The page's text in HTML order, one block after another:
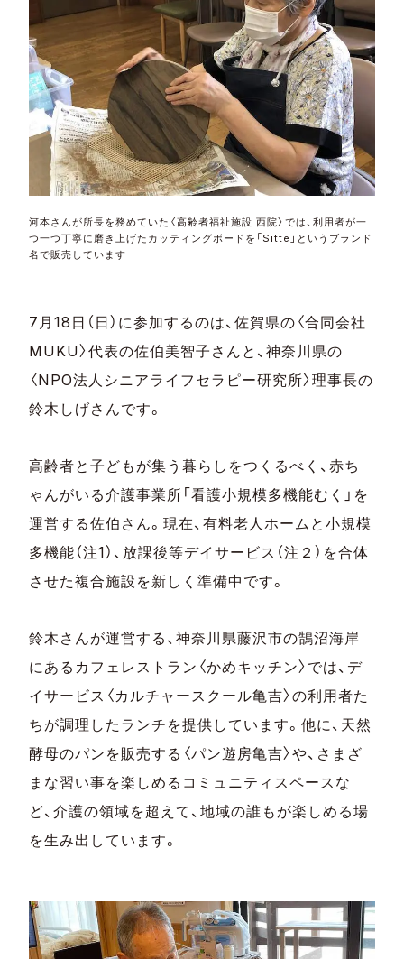
河本さんが所長を務めていた〈高齢者福祉施設 西院〉では、利用者が一
つ一つ丁寧に磨き上げたカッティングボードを「Sitte」というブランド
名で販売しています
7月18日（日）に参加するのは、佐賀県の〈合同会社
MUKU〉代表の佐伯美智子さんと、神奈川県の
〈NPO法人シニアライフセラピー研究所〉理事長の
鈴木しげさんです。
高齢者と子どもが集う暮らしをつくるべく、赤ち
ゃんがいる介護事業所「看護小規模多機能むく」を
運営する佐伯さん。現在、有料老人ホームと小規模
多機能（注1）、放課後等デイサービス（注２）を合体
させた複合施設を新しく準備中です。
鈴木さんが運営する、神奈川県藤沢市の鵠沼海岸
にあるカフェレストラン〈かめキッチン〉では、デ
イサービス〈カルチャースクール亀吉〉の利用者た
ちが調理したランチを提供しています。他に、天然
酵母のパンを販売する〈パン遊房亀吉〉や、さまざ
まな習い事を楽しめるコミュニティスペースな
ど、介護の領域を超えて、地域の誰もが楽しめる場
を生み出しています。